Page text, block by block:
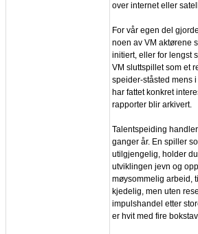
over internet eller
For vår egen del
noen av VM aktørene
initiert, eller for lengst
VM sluttspillet som et
speider-ståsted mens
har fattet konkret
rapporter blir arkivert.
Talentspeiding
ganger år. En spiller
utilgjengelig, holder
utviklingen jevn og
møysommelig arbeid,
kjedelig, men uten
impulshandel etter
er hvit med fire